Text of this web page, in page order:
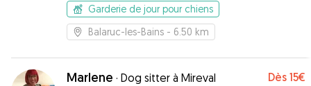
Garderie de jour pour chiens
Balaruc-les-Bains - 6.50 km
Marlene · Dog sitter à Mireval Dès 15€